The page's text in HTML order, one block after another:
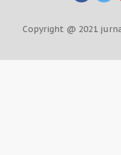
Copyright @ 2021